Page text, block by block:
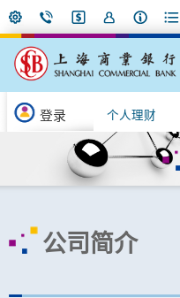
登录 个人理财
公司简介